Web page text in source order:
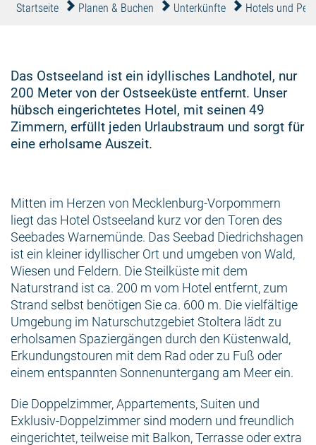
Startseite Planen & Buchen Unterkünfte Hotels und
Das Ostseeland ist ein idyllisches Landhotel, nur
200 Meter von der Ostseeküste entfernt. Unser
hübsch eingerichtetes Hotel, mit seinen 49
Zimmern, erfüllt jeden Urlaubstraum und sorgt für
eine erholsame Auszeit.
Mitten im Herzen von Mecklenburg-Vorpommern
liegt das Hotel Ostseeland kurz vor den Toren des
Seebades Warnemünde. Das Seebad Diedrichshagen
ist ein kleiner idyllischer Ort und umgeben von Wald,
Wiesen und Feldern. Die Steilküste mit dem
Naturstrand ist ca. 200 m vom Hotel entfernt, zum
Strand selbst benötigen Sie ca. 600 m. Die vielfältige
Umgebung im Naturschutzgebiet Stoltera lädt zu
erholsamen Spaziergängen durch den Küstenwald,
Erkundungstouren mit dem Rad oder zu Fuß oder
einem entspannten Sonnenuntergang am Meer ein.
Die Doppelzimmer, Appartements, Suiten und
Exklusiv-Doppelzimmer sind modern und freundlich
eingerichtet, teilweise mit Balkon, Terrasse oder extra